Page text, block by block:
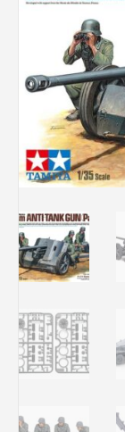
Pouvoir
Rechercher des
Mon panier0
Connexion /
Véhicules
Avions
Trains
Figurines
Peintures
Accessoires
Puzzles
Carte cadeau
Maquette par
Contact